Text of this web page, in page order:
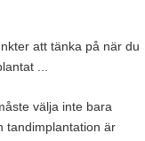
att tänka på när du
...
välja inte bara
tandimplantation är